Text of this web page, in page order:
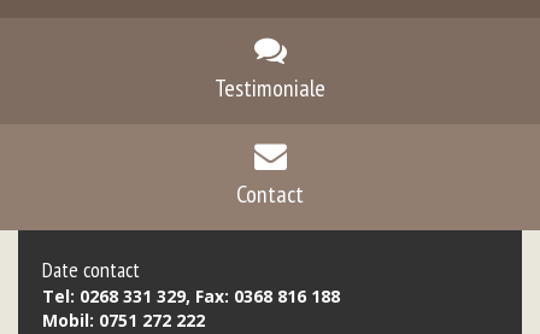
Testimoniale
Contact
Date contact
Tel: 0268 331 329, Fax: 0368 816 188
Mobil: 0751 272 222